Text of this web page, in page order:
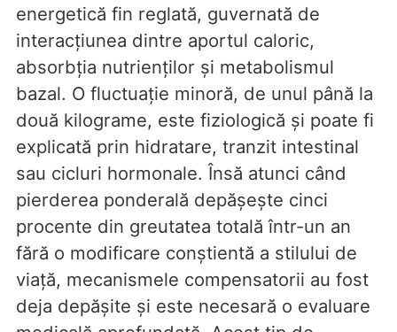
energetică fin reglată, guvernată de
interacțiunea dintre aportul caloric,
absorbția nutrienților și metabolismul
bazal. O fluctuație minoră, de unul până la
două kilograme, este fiziologică și poate fi
explicată prin hidratare, tranzit intestinal
sau cicluri hormonale. Însă atunci când
pierderea ponderală depășește cinci
procente din greutatea totală într-un an
fără o modificare conștientă a stilului de
viață, mecanismele compensatorii au fost
deja depășite și este necesară o evaluare